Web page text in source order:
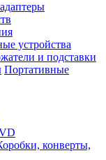
устройства
и подставки
Портативные
конверты,